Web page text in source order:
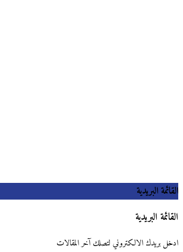
القائمة البريدية
القائمة البريدية
ادخل بريدك الالكتروني لتصلك آخر المقالات